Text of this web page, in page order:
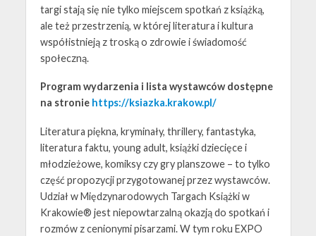
targi stają się nie tylko miejscem spotkań z książką,
ale też przestrzenią, w której literatura i kultura
współistnieją z troską o zdrowie i świadomość
społeczną.
Program wydarzenia i lista wystawców dostępne
na stronie https://ksiazka.krakow.pl/
Literatura piękna, kryminały, thrillery, fantastyka,
literatura faktu, young adult, książki dziecięce i
młodzieżowe, komiksy czy gry planszowe – to tylko
część propozycji przygotowanej przez wystawców.
Udział w Międzynarodowych Targach Książki w
Krakowie® jest niepowtarzalną okazją do spotkań i
rozmów z cenionymi pisarzami. W tym roku EXPO